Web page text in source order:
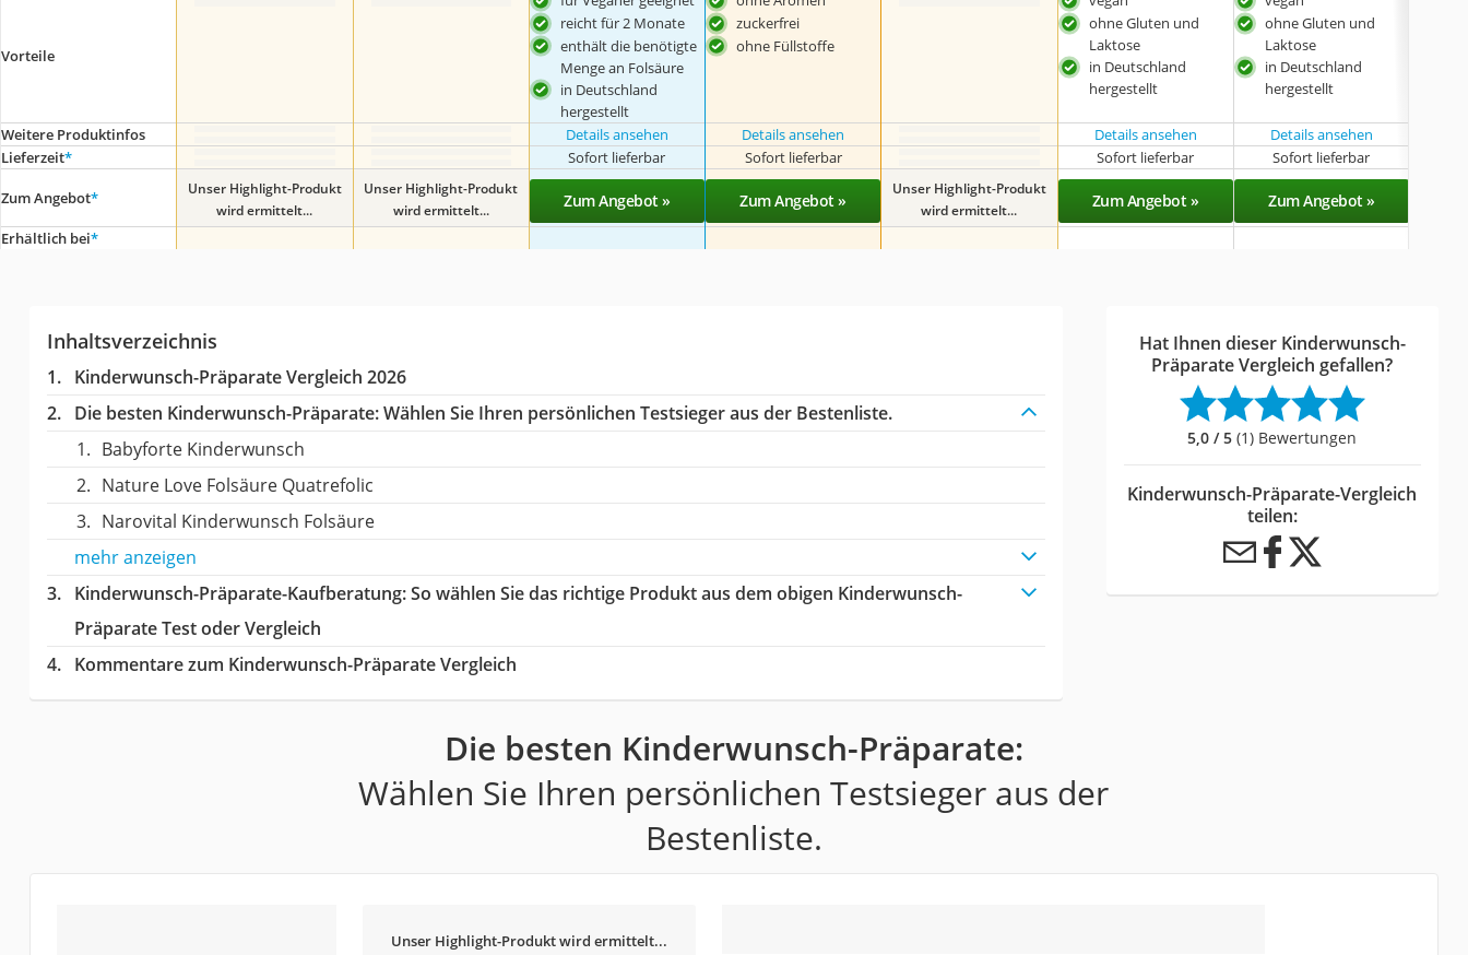
Vorteile
reicht für 2 Monate
enthält die benötigte
Menge an Folsäure
in Deutschland
hergestellt
zuckerfrei
ohne Füllstoffe
ohne Gluten und
Laktose
in Deutschland
hergestellt
ohne Gluten und
Laktose
in Deutschland
hergestellt
Weitere Produktinfos Details ansehen Details ansehen Details ansehen
Details ansehen
Lieferzeit* Sofort lieferbar Sofort lieferbar Sofort lieferbar Sofort lieferbar
Zum Angebot*
Unser Highlight-Produkt
wird ermittelt...
Unser Highlight-Produkt
wird ermittelt...
Zum Angebot » Zum Angebot »
Unser Highlight-Produkt
wird ermittelt...
Zum Angebot » Zum Angebot »
Erhältlich bei*
Inhaltsverzeichnis
Kinderwunsch-Präparate Vergleich 2026
Die besten Kinderwunsch-Präparate:Wählen Sie Ihren persönlichen Testsieger aus der Bestenliste.
Babyforte Kinderwunsch
Nature Love Folsäure Quatrefolic
Narovital Kinderwunsch Folsäure
mehr anzeigen
Kinderwunsch-Präparate-Kaufberatung: So wählen Sie das richtige Produkt aus dem obigen Kinderwunsch-
Präparate Test oder Vergleich
Kommentare zum Kinderwunsch-Präparate Vergleich
Hat Ihnen dieser Kinderwunsch-
Präparate Vergleich gefallen?
5,0 / 5 (1) Bewertungen
Kinderwunsch-Präparate-Vergleich
teilen:
Die besten Kinderwunsch-Präparate:
Wählen Sie Ihren persönlichen Testsieger aus der
Bestenliste.
Unser Highlight-Produkt wird ermittelt...